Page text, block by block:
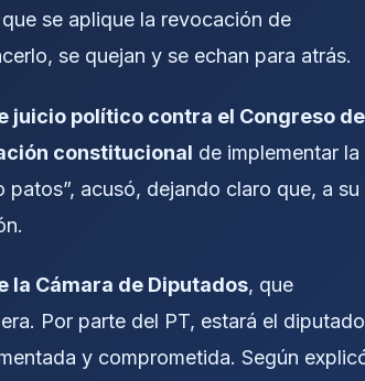
se aplique la revocación de
se quejan y se echan para atrás.
juicio político contra el Congreso de
constitucional de implementar la
acusó, dejando claro que, a su
la Cámara de Diputados, que
Por parte del PT, estará el diputado
y comprometida. Según